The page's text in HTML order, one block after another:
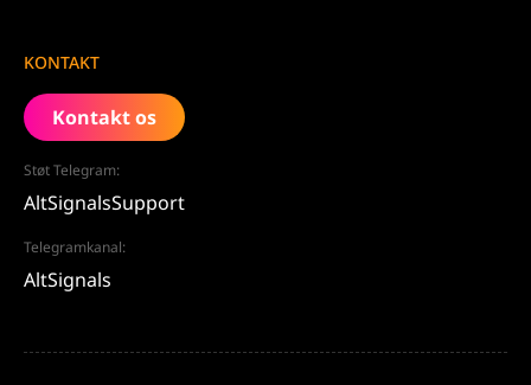
KONTAKT
Kontakt os
Støt Telegram:
AltSignalsSupport
Telegramkanal:
AltSignals